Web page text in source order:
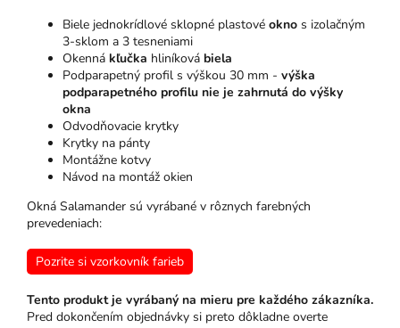
Biele jednokrídlové sklopné plastové okno s izolačným
3-sklom a 3 tesneniami
Okenná kľučka hliníková biela
Podparapetný profil s výškou 30 mm - výška
podparapetného profilu nie je zahrnutá do výšky
okna
Odvodňovacie krytky
Krytky na pánty
Montážne kotvy
Návod na montáž okien
Okná Salamander sú vyrábané v rôznych farebných
prevedeniach:
Pozrite si vzorkovník farieb
Tento produkt je vyrábaný na mieru pre každého zákazníka.
Pred dokončením objednávky si preto dôkladne overte